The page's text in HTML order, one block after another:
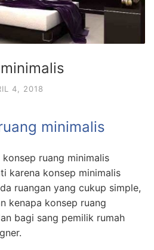
4, 2018
minimalis
ruang minimalis
karena konsep minimalis
ruangan yang cukup simple,
kenapa konsep ruang
bagi sang pemilik rumah